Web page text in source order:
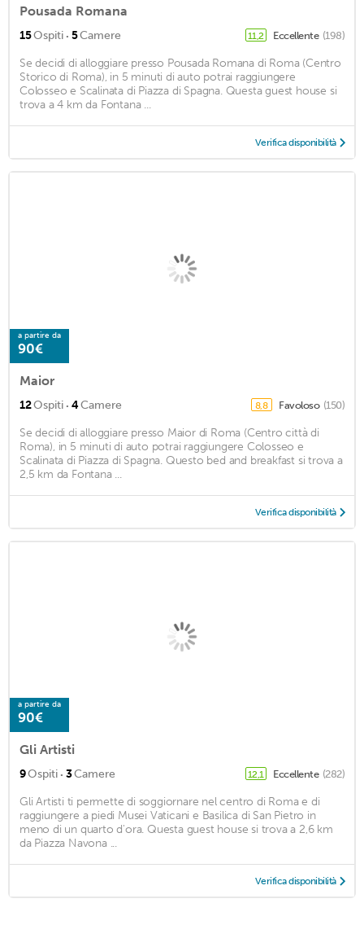
Pousada Romana
15Ospiti · 5Camere 11,2 Eccellente (198)
Se decidi di alloggiare presso Pousada Romana di Roma (Centro
Storico di Roma), in 5 minuti di auto potrai raggiungere
Colosseo e Scalinata di Piazza di Spagna. Questa guest house si
trova a 4 km da Fontana ...
Verifica disponibilità
a partire da
90€
Maior
12Ospiti · 4Camere 8,8 Favoloso (150)
Se decidi di alloggiare presso Maior di Roma (Centro città di
Roma), in 5 minuti di auto potrai raggiungere Colosseo e
Scalinata di Piazza di Spagna. Questo bed and breakfast si trova a
2,5 km da Fontana ...
Verifica disponibilità
a partire da
90€
Gli Artisti
9Ospiti · 3Camere 12,1 Eccellente (282)
Gli Artisti ti permette di soggiornare nel centro di Roma e di
raggiungere a piedi Musei Vaticani e Basilica di San Pietro in
meno di un quarto d'ora. Questa guest house si trova a 2,6 km
da Piazza Navona ...
Verifica disponibilità